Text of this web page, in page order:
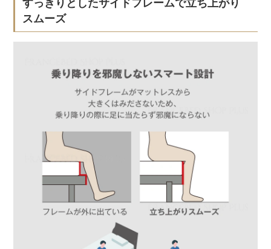
すっきりとしたサイドフレームで立ち上がり
スムーズ